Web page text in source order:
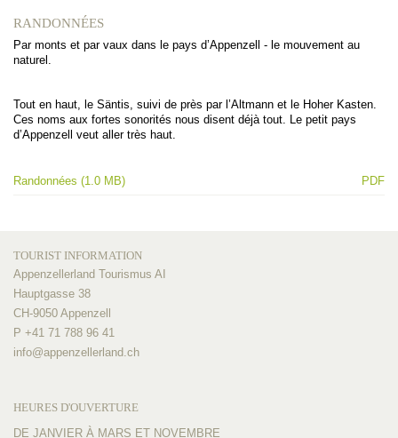
RANDONNÉES
Par monts et par vaux dans le pays d’Appenzell - le mouvement au
naturel.
Tout en haut, le Säntis, suivi de près par l’Altmann et le Hoher Kasten.
Ces noms aux fortes sonorités nous disent déjà tout. Le petit pays
d’Appenzell veut aller très haut.
Randonnées (1.0 MB) PDF
TOURIST INFORMATION
Appenzellerland Tourismus AI
Hauptgasse 38
CH-9050 Appenzell
P +41 71 788 96 41
info@appenzellerland.ch
HEURES D'OUVERTURE
DE JANVIER À MARS ET NOVEMBRE